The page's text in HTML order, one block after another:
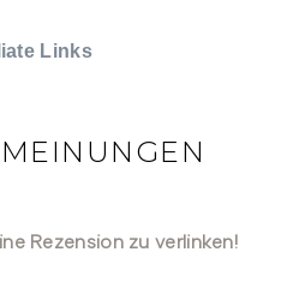
Links
Rezension zu verlinken!